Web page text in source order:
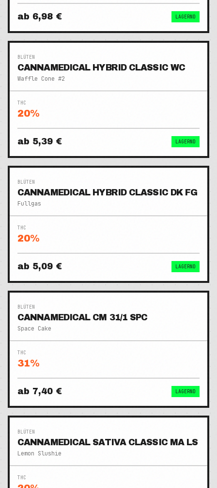
ab 6,98 € LAGERND
BLÜTEN
CANNAMEDICAL HYBRID CLASSIC WC
Waffle Cone #2
THC
20%
ab 5,39 € LAGERND
BLÜTEN
CANNAMEDICAL HYBRID CLASSIC DK FG
Fullgas
THC
20%
ab 5,09 € LAGERND
BLÜTEN
CANNAMEDICAL CM 31/1 SPC
Space Cake
THC
31%
ab 7,40 € LAGERND
BLÜTEN
CANNAMEDICAL SATIVA CLASSIC MA LS
Lemon Slushie
THC